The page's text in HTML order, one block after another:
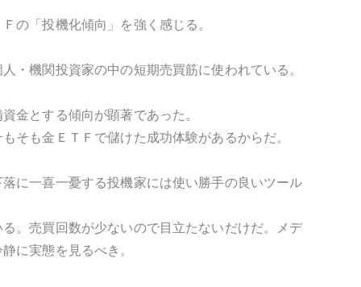
の「投機化傾向」を強く感じる。
・機関投資家の中の短期売買筋に使われている。
金とする傾向が顕著であった。
そも金ＥＴＦで儲けた成功体験があるからだ。
に一喜一憂する投機家には使い勝手の良いツール
。売買回数が少ないので目立たないだけだ。メデ
に実態を見るべき。